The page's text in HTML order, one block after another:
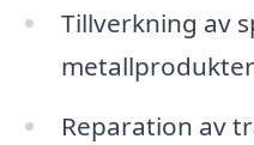
Tillverkning av
metallprodukter
Reparation av